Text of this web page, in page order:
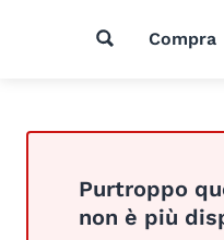
Compra
Purtroppo
non è più